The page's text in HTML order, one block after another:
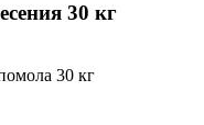
30 кг